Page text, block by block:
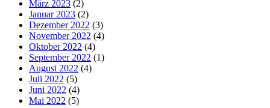
März 2023 (2)
Januar 2023 (2)
Dezember 2022 (3)
November 2022 (4)
Oktober 2022 (4)
September 2022 (1)
August 2022 (4)
Juli 2022 (5)
Juni 2022 (4)
Mai 2022 (5)